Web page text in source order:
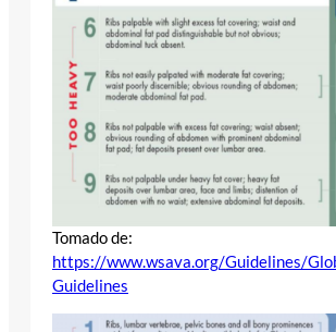
Tomado de:
https://www.wsava.org/Guidelines/
Guidelines